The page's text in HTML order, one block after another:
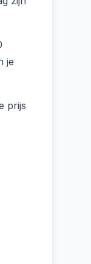
je
prijs